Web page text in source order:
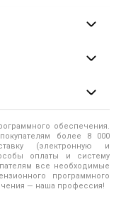
обеспечения.
более 8 000
(электронную и
оплаты и систему
все необходимые
программного
— наша профессия!